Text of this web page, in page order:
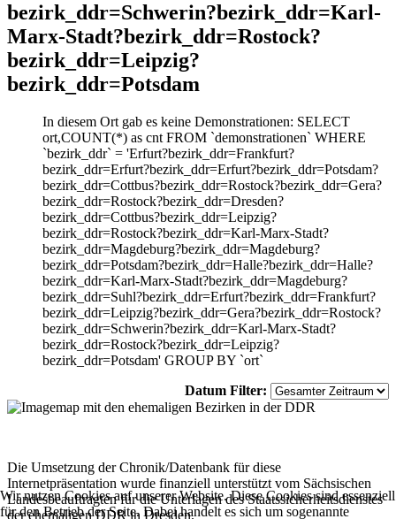
bezirk_ddr=Schwerin?bezirk_ddr=Karl-
Marx-Stadt?bezirk_ddr=Rostock?
bezirk_ddr=Leipzig?
bezirk_ddr=Potsdam
In diesem Ort gab es keine Demonstrationen: SELECT
ort,COUNT(*) as cnt FROM `demonstrationen` WHERE
`bezirk_ddr` = 'Erfurt?bezirk_ddr=Frankfurt?
bezirk_ddr=Erfurt?bezirk_ddr=Erfurt?bezirk_ddr=Potsdam?
bezirk_ddr=Cottbus?bezirk_ddr=Rostock?bezirk_ddr=Gera?
bezirk_ddr=Rostock?bezirk_ddr=Dresden?
bezirk_ddr=Cottbus?bezirk_ddr=Leipzig?
bezirk_ddr=Rostock?bezirk_ddr=Karl-Marx-Stadt?
bezirk_ddr=Magdeburg?bezirk_ddr=Magdeburg?
bezirk_ddr=Potsdam?bezirk_ddr=Halle?bezirk_ddr=Halle?
bezirk_ddr=Karl-Marx-Stadt?bezirk_ddr=Magdeburg?
bezirk_ddr=Suhl?bezirk_ddr=Erfurt?bezirk_ddr=Frankfurt?
bezirk_ddr=Leipzig?bezirk_ddr=Gera?bezirk_ddr=Rostock?
bezirk_ddr=Schwerin?bezirk_ddr=Karl-Marx-Stadt?
bezirk_ddr=Rostock?bezirk_ddr=Leipzig?
bezirk_ddr=Potsdam' GROUP BY `ort`
Datum Filter:
Die Umsetzung der Chronik/Datenbank für diese
Internetpräsentation wurde finanziell unterstützt vom Sächsischen
Landesbeauftragten für die Unterlagen des Staatssicherheitsdienstes
der ehemaligen DDR in Dresden.
Wir nutzen Cookies auf unserer Website. Diese Cookies sind essenziell
für den Betrieb der Seite. Dabei handelt es sich um sogenannte